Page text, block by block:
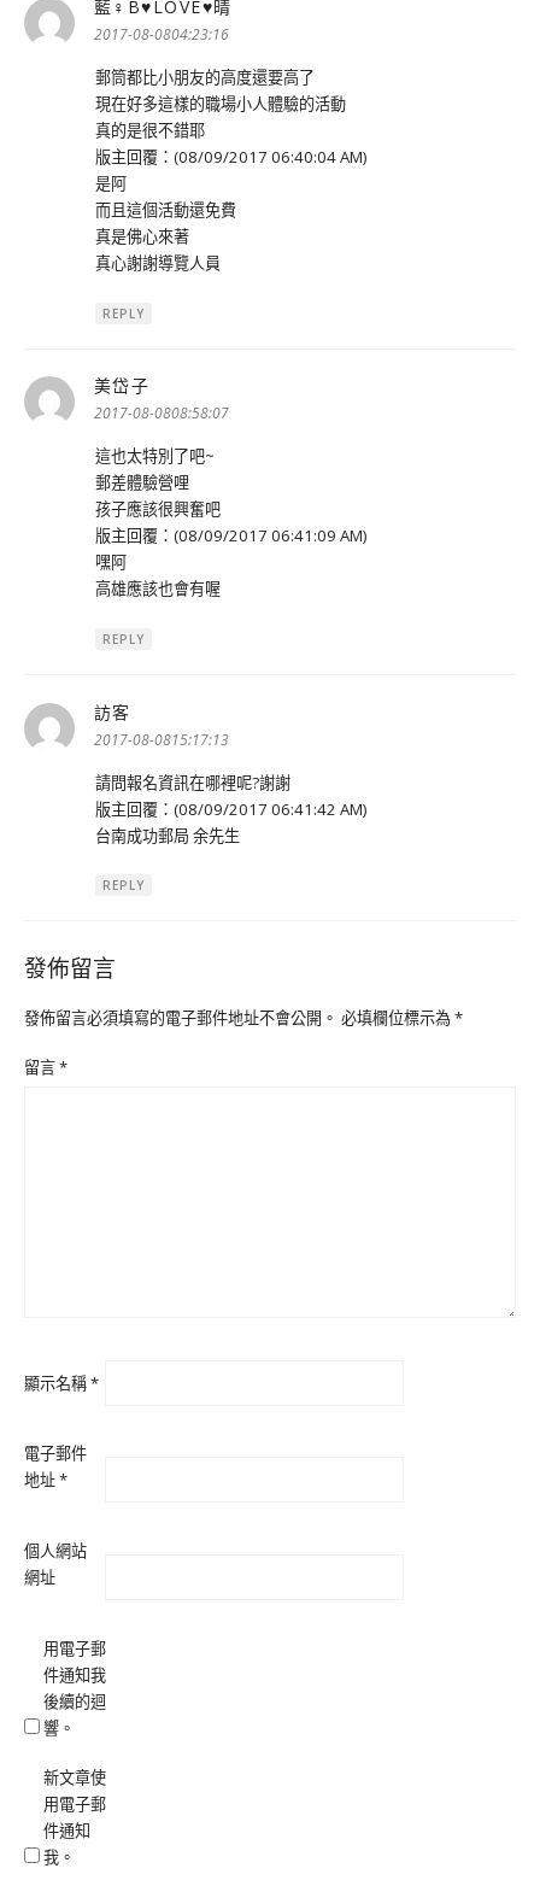
藍♀Β♥LOVE♥晴
2017-08-0804:23:16
郵筒都比小朋友的高度還要高了
現在好多這樣的職場小人體驗的活動
真的是很不錯耶
版主回覆：(08/09/2017 06:40:04 AM)
是阿
而且這個活動還免費
真是佛心來著
真心謝謝導覽人員
REPLY
美岱子
示:
2017-08-0808:58:07
這也太特別了吧~
郵差體驗營哩
孩子應該很興奮吧
版主回覆：(08/09/2017 06:41:09 AM)
嘿阿
高雄應該也會有喔
REPLY
訪客
示:
2017-08-0815:17:13
請問報名資訊在哪裡呢?謝謝
版主回覆：(08/09/2017 06:41:42 AM)
台南成功郵局 余先生
REPLY
發佈留言
發佈留言必須填寫的電子郵件地址不會公開。 必填欄位標示為*
留言*
顯示名稱*
電子郵件
地址*
個人網站
網址
用電子郵
件通知我
後續的迴
響。
新文章使
用電子郵
件通知
我。